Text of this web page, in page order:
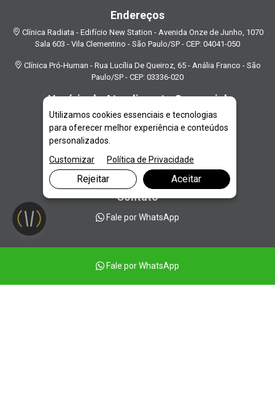
Endereços
Clínica Radiata - Edifício New Station - Avenida Onze de Junho, 1070
Sala 603 - Vila Clementino - São Paulo/SP - CEP: 04041-050
Clínica Pró-Human - Rua Lucília De Queiroz, 65 - Anália Franco - São
Paulo/SP - CEP: 03336-020
Horário de Atendimento Comercial
Segunda a Sexta
8h às 12h
Sábado, domingo e feriados
Fechado
Contato
Fale por WhatsApp
Fale por WhatsApp
Utilizamos cookies essenciais e tecnologias
para oferecer melhor experiência e conteúdos
personalizados.
Customizar
Política de Privacidade
Rejeitar Aceitar